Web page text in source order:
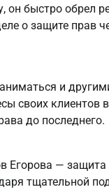
он быстро обрел
о защите прав
и
своих
до последнего.
Егорова —
тщательной